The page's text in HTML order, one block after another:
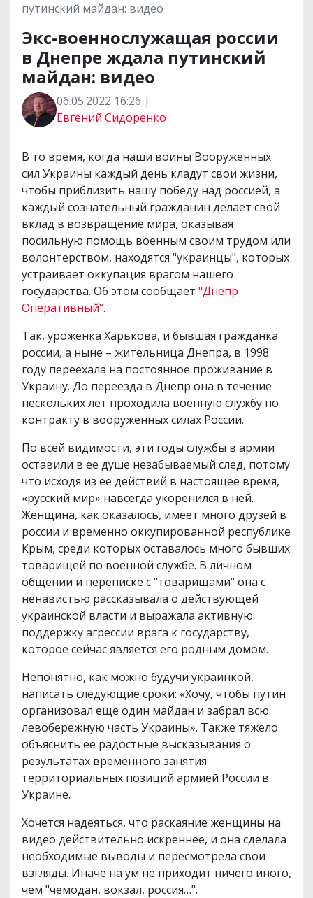
путинский майдан: видео
Экс-военнослужащая россии
в Днепре ждала путинский
майдан: видео
06.05.2022 16:26 |
Евгений Сидоренко
В то время, когда наши воины Вооруженных
сил Украины каждый день кладут свои жизни,
чтобы приблизить нашу победу над россией, а
каждый сознательный гражданин делает свой
вклад в возвращение мира, оказывая
посильную помощь военным своим трудом или
волонтерством, находятся "украинцы", которых
устраивает оккупация врагом нашего
государства. Об этом сообщает "Днепр
Оперативный".
Так, уроженка Харькова, и бывшая гражданка
россии, а ныне – жительница Днепра, в 1998
году переехала на постоянное проживание в
Украину. До переезда в Днепр она в течение
нескольких лет проходила военную службу по
контракту в вооруженных силах России.
По всей видимости, эти годы службы в армии
оставили в ее душе незабываемый след, потому
что исходя из ее действий в настоящее время,
«русский мир» навсегда укоренился в ней.
Женщина, как оказалось, имеет много друзей в
россии и временно оккупированной республике
Крым, среди которых оставалось много бывших
товарищей по военной службе. В личном
общении и переписке с "товарищами" она с
ненавистью рассказывала о действующей
украинской власти и выражала активную
поддержку агрессии врага к государству,
которое сейчас является его родным домом.
Непонятно, как можно будучи украинкой,
написать следующие сроки: «Хочу, чтобы путин
организовал еще один майдан и забрал всю
левобережную часть Украины». Также тяжело
объяснить ее радостные высказывания о
результатах временного занятия
территориальных позиций армией России в
Украине.
Хочется надеяться, что раскаяние женщины на
видео действительно искреннее, и она сделала
необходимые выводы и пересмотрела свои
взгляды. Иначе на ум не приходит ничего иного,
чем "чемодан, вокзал, россия…".